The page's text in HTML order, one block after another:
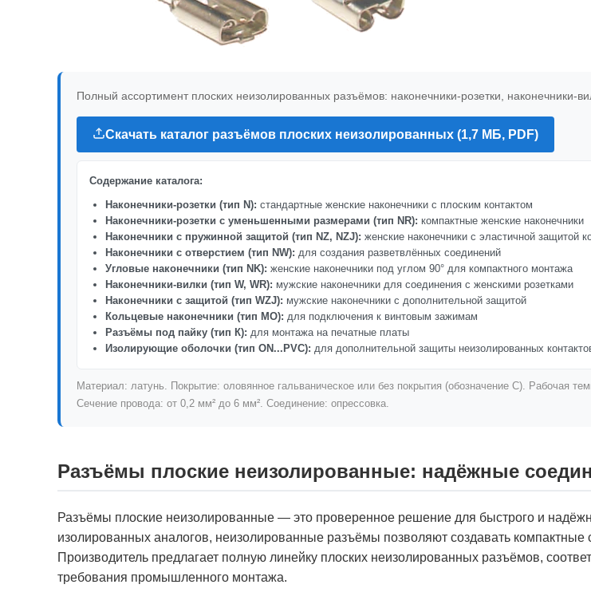
Полный ассортимент плоских неизолированных разъёмов: наконечники-розетки, наконечники-
Скачать каталог разъёмов плоских неизолированных (1,7 МБ, PDF)
Содержание каталога:
Наконечники-розетки (тип N): стандартные женские наконечники с плоским контактом
Наконечники-розетки с уменьшенными размерами (тип NR): компактные женские наконечники
Наконечники с пружинной защитой (тип NZ, NZJ): женские наконечники с эластичной защитой
Наконечники с отверстием (тип NW): для создания разветвлённых соединений
Угловые наконечники (тип NK): женские наконечники под углом 90° для компактного монтажа
Наконечники-вилки (тип W, WR): мужские наконечники для соединения с женскими розетками
Наконечники с защитой (тип WZJ): мужские наконечники с дополнительной защитой
Кольцевые наконечники (тип МО): для подключения к винтовым зажимам
Разъёмы под пайку (тип К): для монтажа на печатные платы
Изолирующие оболочки (тип ОN...РVС): для дополнительной защиты неизолированных
Материал: латунь. Покрытие: оловянное гальваническое или без покрытия (обозначение С). Рабочая
Сечение провода: от 0,2 мм² до 6 мм². Соединение: опрессовка.
Разъёмы плоские неизолированные: надёжные
Разъёмы плоские неизолированные — это проверенное решение для быстрого и
изолированных аналогов, неизолированные разъёмы позволяют создавать компактные
Производитель предлагает полную линейку плоских неизолированных разъёмов,
требования промышленного монтажа.